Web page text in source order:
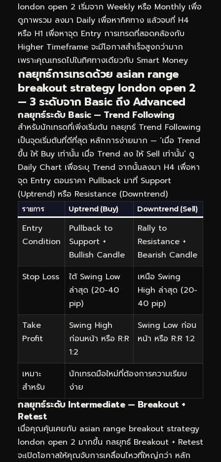
london open 2 เริ่มจาก Weekly หรือ Monthly เพื่อ
ดูภาพรวม ลงมา Daily เพื่อหาทิศทาง แล้วจบที่ H4
หรือ H1 เพื่อหาจุด Entry การเทรดที่สอดคล้องกับ
Higher Timeframe จะมีโอกาสสำเร็จสูงกว่ามาก
เพราะคุณเทรดไปในทิศทางเดียวกับ Smart Money
กลยุทธ์การเทรดด้วย asian range
breakout strategy london open 2
— 3 ระดับจาก Basic ถึง Advanced
กลยุทธ์ระดับ Basic — Trend Following
สำหรับนักเทรดที่เพิ่งเริ่มต้น กลยุทธ์ Trend Following
เป็นจุดเริ่มต้นที่ดีที่สุด หลักการง่ายมาก — ‘เมื่อ Trend
ขึ้น ให้ Buy เท่านั้น เมื่อ Trend ลง ให้ Sell เท่านั้น’ ดู
Daily Chart เพื่อระบุ Trend จากนั้นลงมา H4 เพื่อหา
จุด Entry ตอนราคา Pullback มาที่ Support
(Uptrend) หรือ Resistance (Downtrend)
รายการ Uptrend (Buy) Downtrend (Sell)
Entry
Condition
Pullback to
Support +
Bullish Candle
Rally to
Resistance +
Bearish Candle
Stop Loss
ใต้ Swing Low
ล่าสุด (20-40
pip)
เหนือ Swing
High ล่าสุด (20-
40 pip)
Take
Profit
Swing High
ก่อนหน้า หรือ R:R
1:2
Swing Low ก่อน
หน้า หรือ R:R 1:2
เหมาะ
สำหรับ
นักเทรดมือใหม่ที่ต้องการความเรียบ
ง่าย
กลยุทธ์ระดับ Intermediate — Breakout +
Retest
เมื่อคุณคุ้นเคยกับ asian range breakout strategy
london open 2 มากขึ้น กลยุทธ์ Breakout + Retest
จะเปิดโอกาสให้คุณจับการเคลื่อนไหวที่ใหญ่กว่า หลัก